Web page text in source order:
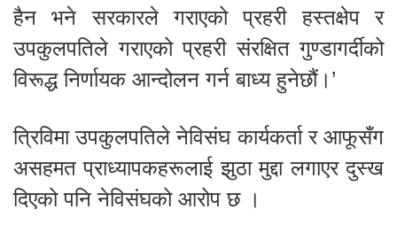
हैन भने सरकारले गराएको प्रहरी हस्तक्षेप र
उपकुलपतिले गराएको प्रहरी संरक्षित गुण्डागर्दीको
विरूद्ध निर्णायक आन्दोलन गर्न बाध्य हुनेछौं।’
त्रिविमा उपकुलपतिले नेविसंघ कार्यकर्ता र आफूसँग
असहमत प्राध्यापकहरूलाई झुठा मुद्दा लगाएर दुस्ख
दिएको पनि नेविसंघको आरोप छ ।